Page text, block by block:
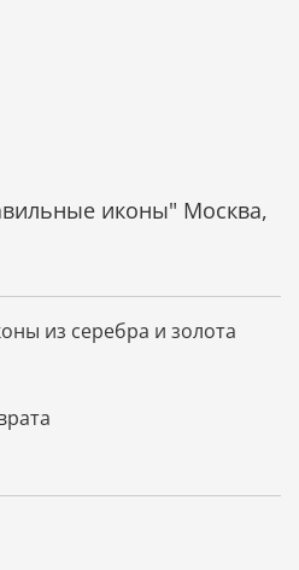
из серебра и золота
иконы" Москва,